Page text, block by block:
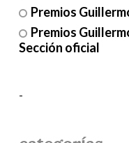
Premios
Premios
Sección oficial
-